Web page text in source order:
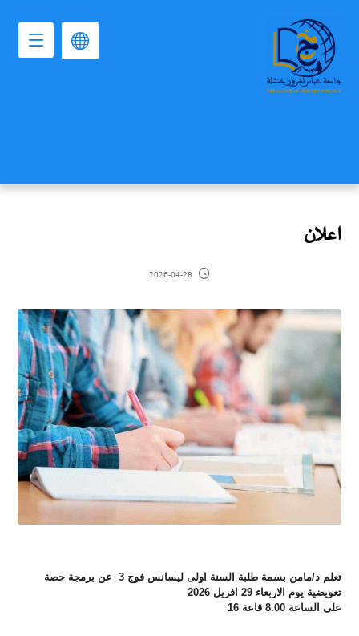
اعلان
2026-04-28
تعلم د/مامن بسمة طلبة السنة اولى ليسانس فوج 3 عن برمجة حصة
تعويضية يوم الاربعاء 29 افريل 2026
على الساعة 8.00 قاعة 16